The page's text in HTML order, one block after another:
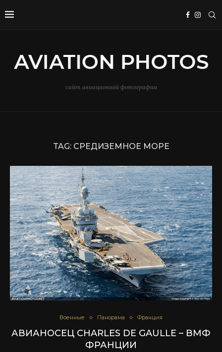
сайт авиационной фотографии
TAG: СРЕДИЗЕМНОЕ МОРЕ
Военные Панорама Франция
АВИАНОСЕЦ CHARLES DE GAULLE – ВМФ
ФРАНЦИИ